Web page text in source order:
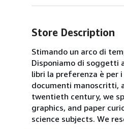
Store Description
Stimando un arco di
Disponiamo di soggetti
libri la preferenza è per
documenti manoscritti,
twentieth century, we
graphics, and paper
science subjects. We